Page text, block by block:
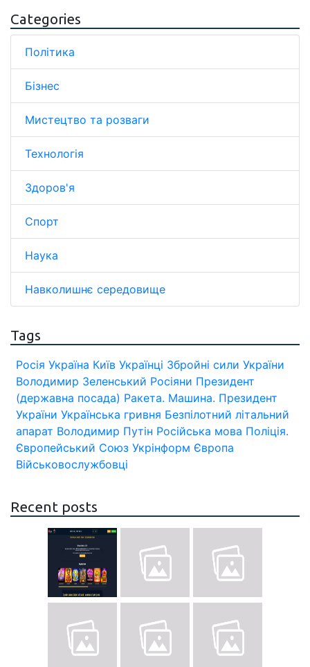
Categories
Політика
Бізнес
Мистецтво та розваги
Технологія
Здоров'я
Спорт
Наука
Навколишнє середовище
Tags
Росія Україна Київ Українці Збройні сили України
Володимир Зеленський Росіяни Президент
(державна посада) Ракета. Машина. Президент
України Українська гривня Безпілотний літальний
апарат Володимир Путін Російська мова Поліція.
Європейський Союз Укрінформ Європа
Військовослужбовці
Recent posts